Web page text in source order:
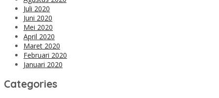
Juli 2020
Juni 2020
Mei 2020
April 2020
Maret 2020
Februari 2020
Januari 2020
Categories